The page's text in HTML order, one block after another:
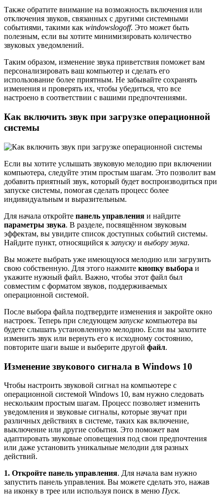
Также обратите внимание на возможность включения или
отключения звуков, связанных с другими системными
событиями, такими как windowslogoff. Это может быть
полезным, если вы хотите минимизировать количество
звуковых уведомлений.
Таким образом, изменение звука приветствия поможет вам
персонализировать ваш компьютер и сделать его
использование более приятным. Не забывайте сохранять
изменения и проверять их, чтобы убедиться, что все
настроено в соответствии с вашими предпочтениями.
Как включить звук при загрузке операционной
системы
Если вы хотите услышать звуковую мелодию при включении
компьютера, следуйте этим простым шагам. Это позволит вам
добавить приятный звук, который будет воспроизводиться при
запуске системы, помогая сделать процесс более
индивидуальным и выразительным.
Для начала откройте панель управления и найдите
параметры звука. В разделе, посвящённом звуковым
эффектам, вы увидите список доступных событий системы.
Найдите пункт, относящийся кзапуску и выбору звука.
Вы можете выбрать уже имеющуюся мелодию или загрузить
свою собственную. Для этого нажмите кнопку выбора и
укажите нужный файл. Важно, чтобы этот файл был
совместим с форматом звуков, поддерживаемых
операционной системой.
После выбора файла подтвердите изменения и закройте окно
настроек. Теперь при следующемзапуске компьютера вы
будете слышать установленную мелодию. Если вы захотите
изменить звук или вернуть его к исходному состоянию,
повторите шаги выше и выберите другой файл.
Изменение звукового сигнала в Windows 10
Чтобы настроить звуковой сигнал на компьютере с
операционной системой Windows 10, вам нужно следовать
нескольким простым шагам. Процесс позволяет изменить
уведомления и звуковые сигналы, которые звучат при
различных действиях в системе, таких как включение,
выключение или другие события. Это поможет вам
адаптировать звуковые оповещения под свои предпочтения
или даже установить уникальные мелодии для разных
действий.
1. Откройте панель управления. Для начала вам нужно
запустить панель управления. Вы можете сделать это, нажав
на иконку в трее или используя поиск в меню Пуск.